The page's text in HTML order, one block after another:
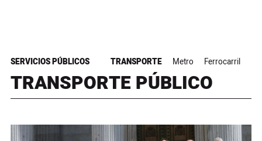
SERVICIOS PÚBLICOS TRANSPORTE Metro Ferrocarril
TRANSPORTE PÚBLICO